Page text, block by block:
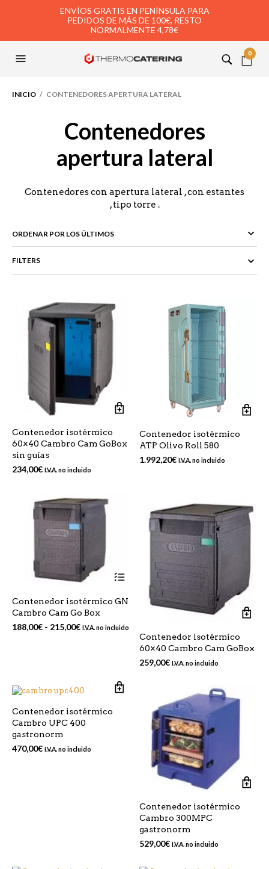
ENVÍOS GRATIS EN PENÍNSULA PARA
PEDIDOS DE MÁS DE 100€, RESTO
NORMALMENTE 4,78€
0
INICIO / CONTENEDORES APERTURA LATERAL
Contenedores
apertura lateral
Contenedores con apertura lateral , con estantes
, tipo torre .
FILTERS
Contenedor isotérmico
60×40 Cambro Cam GoBox
sin guías
234,00€ I.V.A. no incluido
Contenedor isotérmico
ATP Olivo Roll 580
1.992,20€ I.V.A. no incluido
producto
múltiples
opciones
elegir
producto
Contenedor isotérmico GN
Cambro Cam Go Box
188,00€ - 215,00€Rango
215,00€
I.V.A. no incluido
Contenedor isotérmico
60×40 Cambro Cam GoBox
259,00€ I.V.A. no incluido
Contenedor isotérmico
Cambro UPC 400
gastronorm
470,00€ I.V.A. no incluido
Contenedor isotérmico
Cambro 300MPC
gastronorm
529,00€ I.V.A. no incluido